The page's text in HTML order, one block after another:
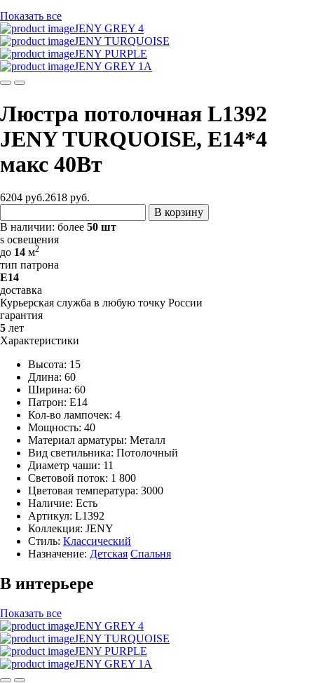
Показать все
JENY GREY 4
JENY TURQUOISE
JENY PURPLE
JENY GREY 1А
Люстра потолочная L1392
JENY TURQUOISE, E14*4
макс 40Вт
6204 руб.2618 руб.
В корзину
В наличии: более 50 шт
s освещения
до 14 м2
тип патрона
E14
доставка
Курьерская служба в любую точку России
гарантия
5 лет
Характеристики
Высота: 15
Длина: 60
Ширина: 60
Патрон: E14
Кол-во лампочек: 4
Мощность: 40
Материал арматуры: Металл
Вид светильника: Потолочный
Диаметр чаши: 11
Световой поток: 1 800
Цветовая температура: 3000
Наличие: Есть
Артикул: L1392
Коллекция: JENY
Стиль: Классический
Назначение: Детская Спальня
В интерьере
Показать все
JENY GREY 4
JENY TURQUOISE
JENY PURPLE
JENY GREY 1А